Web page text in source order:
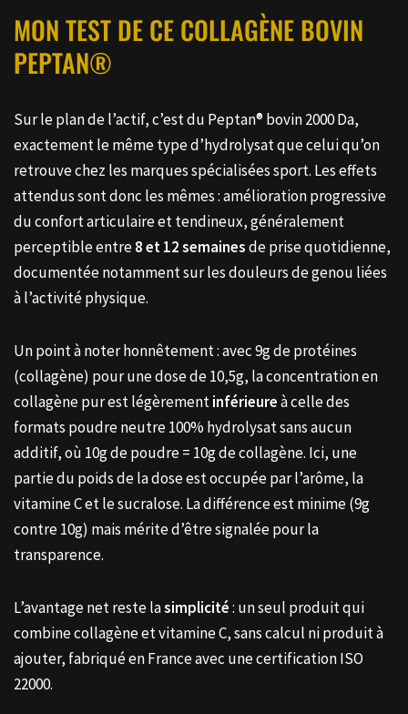
MON TEST DE CE COLLAGÈNE BOVIN
PEPTAN®
Sur le plan de l’actif, c’est du Peptan® bovin 2000 Da,
exactement le même type d’hydrolysat que celui qu’on
retrouve chez les marques spécialisées sport. Les effets
attendus sont donc les mêmes : amélioration progressive
du confort articulaire et tendineux, généralement
perceptible entre8 et 12 semainesde prise quotidienne,
documentée notamment sur les douleurs de genou liées
à l’activité physique.
Un point à noter honnêtement : avec 9g de protéines
(collagène) pour une dose de 10,5g, la concentration en
collagène pur est légèrementinférieureà celle des
formats poudre neutre 100% hydrolysat sans aucun
additif, où 10g de poudre = 10g de collagène. Ici, une
partie du poids de la dose est occupée par l’arôme, la
vitamine C et le sucralose. La différence est minime (9g
contre 10g) mais mérite d’être signalée pour la
transparence.
L’avantage net reste lasimplicité: un seul produit qui
combine collagène et vitamine C, sans calcul ni produit à
ajouter, fabriqué en France avec une certification ISO
22000.